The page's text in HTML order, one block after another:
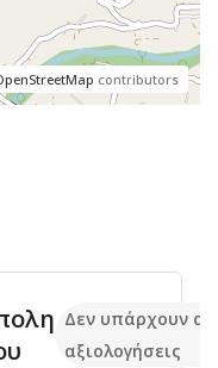
contributors
Δεν υπάρχουν
αξιολογήσεις